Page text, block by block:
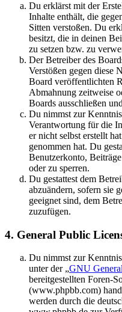
Du erklärst mit der
Inhalte enthält, die
Sitten verstoßen. Du
besitzt, die in deinen
zu setzen bzw. zu
Der Betreiber des
Verstößen gegen diese
Board veröffentlichten
Abmahnung zeitweise
Boards ausschließen
Du nimmst zur
Verantwortung für die
er nicht selbst erstellt
genommen hat. Du
Benutzerkonto,
oder zu sperren.
Du gestattest dem
abzuändern, sofern sie
geeignet sind, dem
zuzufügen.
4. General Public
Du nimmst zur
unter der „GNU
bereitgestellten Foren-
(www.phpbb.com)
werden durch die